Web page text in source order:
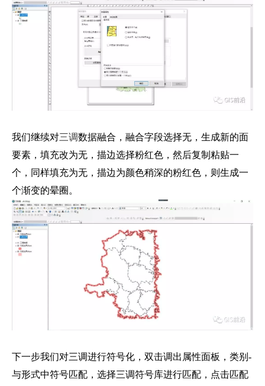
我们继续对三调数据融合，融合字段选择无，生成新的面
要素，填充改为无，描边选择粉红色，然后复制粘贴一
个，同样填充为无，描边为颜色稍深的粉红色，则生成一
个渐变的晕圈。
下一步我们对三调进行符号化，双击调出属性面板，类别-
与形式中符号匹配，选择三调符号库进行匹配，点击匹配